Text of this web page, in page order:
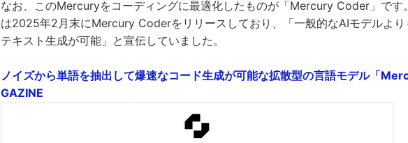
なお、このMercuryをコーディングに最適化したものが「Mercury Coder」で
は2025年2月末にMercury Coderをリリースしており、「一般的なAIモデルより
テキスト生成が可能」と宣伝していました。
ノイズから単語を抽出して爆速なコード生成が可能な拡散型の言語モデル「
GAZINE